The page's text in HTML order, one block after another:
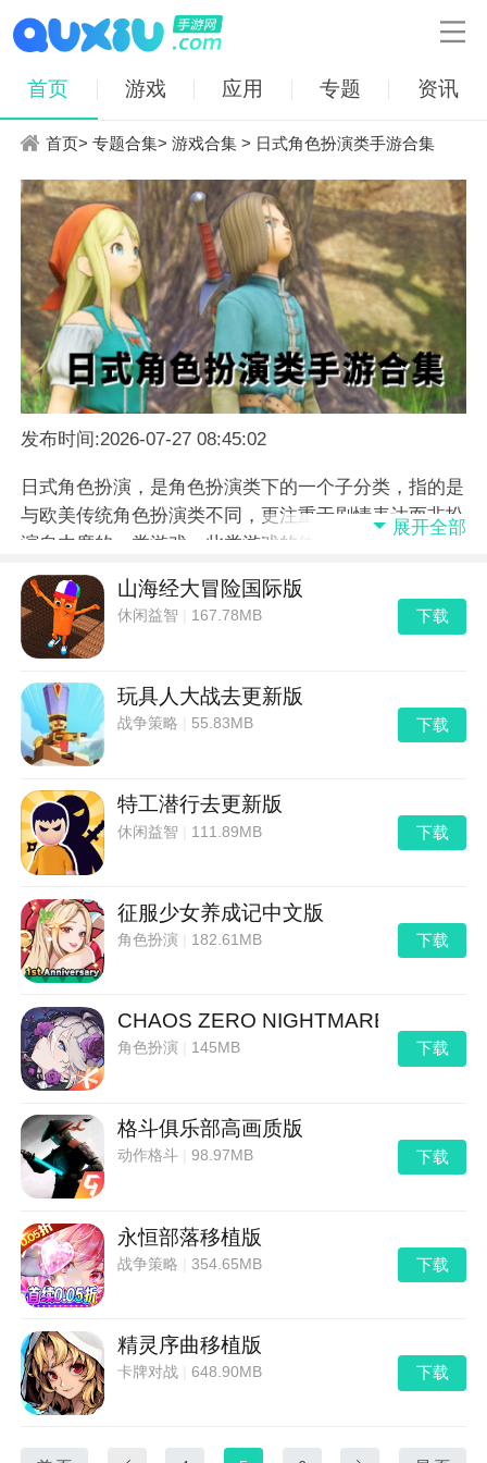

首页 游戏 应用 专题 资讯
首页>专题合集>游戏合集 > 日式角色扮演类手游合集
发布时间:2026-07-27 08:45:02
日式角色扮演，是角色扮演类下的一个子分类，指的是
与欧美传统角色扮演类不同，更注重于剧情表达而非扮
演自由度的一类游戏。此类游戏的体验更为线性，且多
数为回合制或半回合制玩法，在亚洲乃至世界都有很多
拥趸。小编这里就为大家整理了一些日式角色扮演类的
手游，以供大家下载游玩。
展开全部
山海经大冒险国际版
休闲益智 167.78MB 下载
玩具人大战去更新版
战争策略 55.83MB 下载
特工潜行去更新版
休闲益智 111.89MB 下载
征服少女养成记中文版
角色扮演 182.61MB 下载
CHAOS ZERO NIGHTMARE精简版
角色扮演 145MB 下载
格斗俱乐部高画质版
动作格斗 |98.97MB 下载
永恒部落移植版
战争策略 |354.65MB 下载
精灵序曲移植版
卡牌对战 |648.90MB 下载